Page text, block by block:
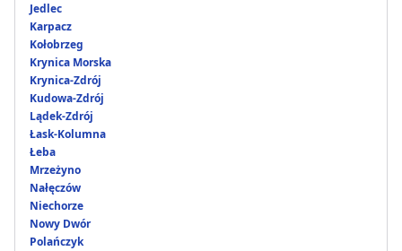
Jedlec
Karpacz
Kołobrzeg
Krynica Morska
Krynica-Zdrój
Kudowa-Zdrój
Lądek-Zdrój
Łask-Kolumna
Łeba
Mrzeżyno
Nałęczów
Niechorze
Nowy Dwór
Polańczyk